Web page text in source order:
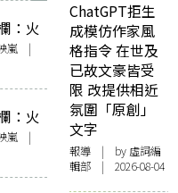
：火
的訴
嵐|
：火
的阿
哀
嵐|
ChatGPT拒生
成模仿作家風
格指令 在世及
已故文豪皆受
限 改提供相近
氛圍「原創」
文字
報導 | by 虛詞編
輯部 | 2026-08-04